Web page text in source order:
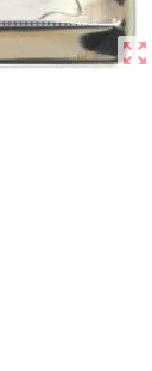
zoom_out_map